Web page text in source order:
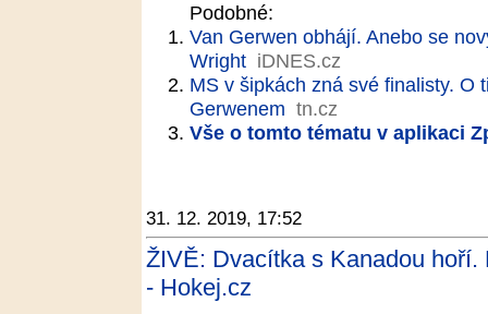
Podobné:
Van Gerwen obhájí. Anebo se
Wright iDNES.cz
MS v šipkách zná své finalisty. O
Gerwenem tn.cz
Vše o tomto tématu v aplikaci
31. 12. 2019, 17:52
ŽIVĚ: Dvacítka s Kanadou
- Hokej.cz